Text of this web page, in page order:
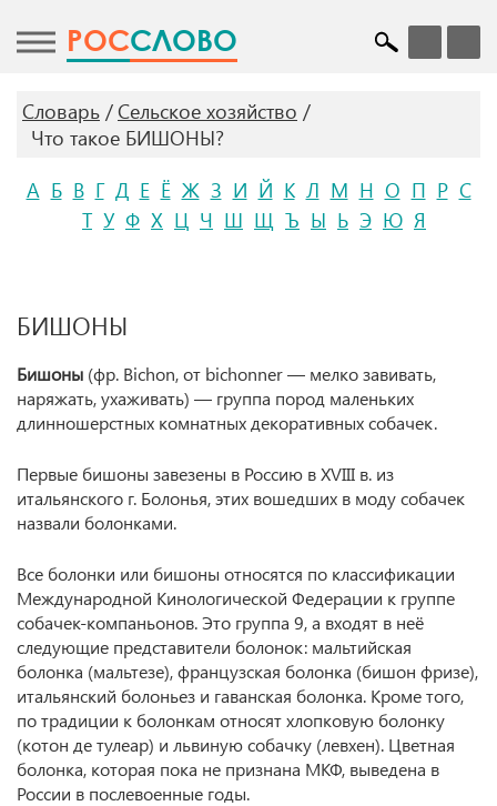
POCСЛОВО
Словарь
Сельское хозяйство
Что такое БИШОНЫ?
А Б В Г Д Е Ё Ж З И Й К Л М Н О П Р С
Т У Ф Х Ц Ч Ш Щ Ъ Ы Ь Э Ю Я
БИШОНЫ
Бишоны (фр. Bichon, от bichonner — мелко завивать,
наряжать, ухаживать) — группа пород маленьких
длинношерстных комнатных декоративных собачек.
Первые бишоны завезены в Россию в XVIII в. из
итальянского г. Болонья, этих вошедших в моду собачек
назвали болонками.
Все болонки или бишоны относятся по классификации
Международной Кинологической Федерации к группе
собачек-компаньонов. Это группа 9, а входят в неё
следующие представители болонок: мальтийская
болонка (мальтезе), французская болонка (бишон фризе),
итальянский болоньез и гаванская болонка. Кроме того,
по традиции к болонкам относят хлопковую болонку
(котон де тулеар) и львиную собачку (левхен). Цветная
болонка, которая пока не признана МКФ, выведена в
России в послевоенные годы.